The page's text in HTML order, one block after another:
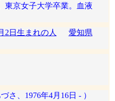
東京女子大学卒業。血液
2日生まれの人
愛知県
さ、1976年4月16日 - ）